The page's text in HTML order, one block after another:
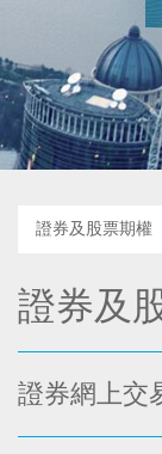
證券及股票期權
證券及
證券網上交